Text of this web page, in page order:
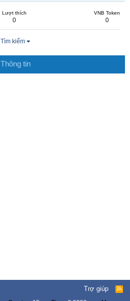
Lượt thích
0
VNB Token
0
Tìm kiếm
Thông tin
Trợ giúp
R